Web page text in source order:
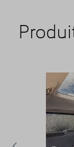
GOLF VARIANT
GRAND CALIFORNIA
ID. BUZZ CARGO